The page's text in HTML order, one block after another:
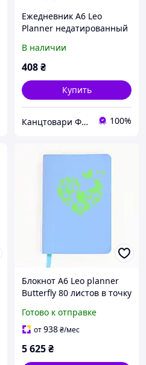
Ежедневник А6 Leo
Planner недатированный
страниц
В наличии
408₴
Купить
Канцтовари ФОП Алiбаба 100%
Блокнот А6 Leo planner
Butterfly 80 листов в точку
Готово к отправке
от938₴/мес
5 625₴